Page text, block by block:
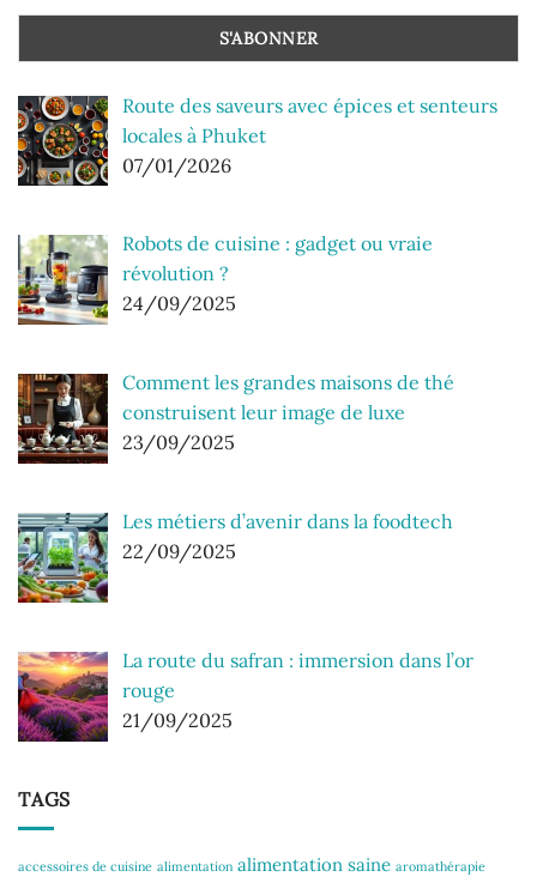
Route des saveurs avec épices et senteurs
locales à Phuket
07/01/2026
Robots de cuisine : gadget ou vraie
révolution ?
24/09/2025
Comment les grandes maisons de thé
construisent leur image de luxe
23/09/2025
Les métiers d’avenir dans la foodtech
22/09/2025
La route du safran : immersion dans l’or
rouge
21/09/2025
TAGS
accessoires de cuisine alimentation alimentation saine aromathérapie